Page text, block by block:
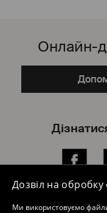
Дозвіл на обробку
Ми використовуємо
Онлайн-
Facebook